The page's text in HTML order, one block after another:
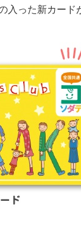
った新カード